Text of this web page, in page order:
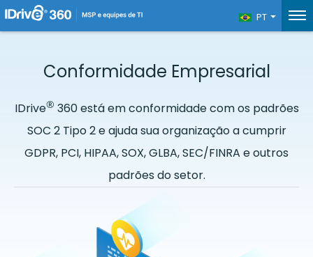
PT
Conformidade Empresarial
IDrive® 360 está em conformidade com os padrões
SOC 2 Tipo 2 e ajuda sua organização a cumprir
GDPR, PCI, HIPAA, SOX, GLBA, SEC/FINRA e outros
padrões do setor.